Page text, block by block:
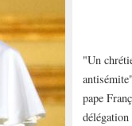
"Un
pape